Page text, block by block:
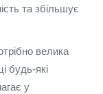
та збільшує
велика
будь-які
у